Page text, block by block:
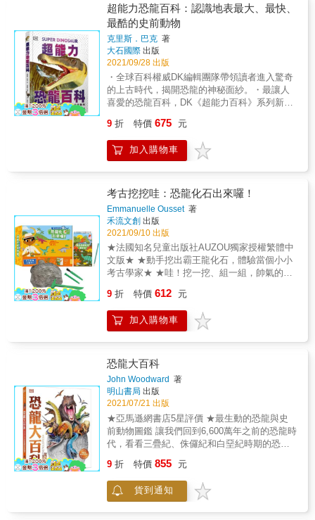
玩呢？你可以近距離觀察牠們的生活習性，看
牠們如何覓食、狩獵、退敵、求偶、養育寶
寶。你也能跟牠們有所互動，和細頸龍一起玩
滑板，與草食恐龍展開一場辣椒爭奪戰，嘗試
騎上馬龍的背，或是和切齒龍交朋友
&hellip;&hellip;超級不可思議！ 小小恐龍家
們，和恐龍們一起進行實驗吧！ 1、腕龍的食
量可真大，你知道牠一天要吃幾棵樹嗎？ 2、
冠龍發出的鳴叫聲也太驚人了吧！為什麼牠要
叫得這麼大聲？ 3、三角龍、惡魔角龍和華麗
把肉塊黏在枝條上？ 5、矮暴龍跟雷克斯暴龍
到底有沒有親緣關係？ 6、鸚鵡龍的羽毛管有
什麼用處？可以保護自己嗎？ 跟恐龍的距離這
開許多現在仍然不能被解答的疑惑喔！ 擁有這
本恐龍圖鑑，你可以： ‧了解每一種恐龍的特
色、生存年代、生活習性，與飲食偏好。 ‧輕鬆
有趣的認識恐龍們之間的關係。 ‧透過實驗假
設，認識目前古生物學家們也還沒有定論的恐
龍疑問。 ‧獲得關於恐龍的新知識、新問題以及
新發現。 ‧引導孩子學習觀察與記錄，提升科學
欲。 ‧滿足孩子的好奇心與想像力。 本書特色 ‧
有趣詳實的考察筆記，激發求知欲 「恐龍考察
筆記」引導孩子學習觀察與記錄，激發孩子的
驗」融入想像情節，提升科學素養。 ‧生動的恐
龍圖片，滿足好奇心 生動的恐龍圖片，36種恐
龍的特色、生活習慣和飲食偏好，鉅細靡遺的
一一介紹，滿足孩子們的好奇心。 ‧充滿科學發
現與事實的豐富內容 多達兩百多頁的豐富內
容，涵蓋亞洲、歐洲、非洲、美洲等地區，以
精美插圖結合寫實場景描繪出恐龍的習性和生
活情境，充滿驚人的科學發現與事實。 ‧淺顯的
解說、易懂的對照圖示和精美插畫 逗趣的實驗
插畫，讓孩子們擁有一本最特別、最有趣的恐
龍圖鑑。 ※適讀年齡：3～10歲親子共讀，10
歲以上自己閱讀
學博物館研究員 楊子睿博士/專業審定 臉
書/Youtube自然教學名師 米蘭老師 金鼎獎科普
作家、生態教育工作者 黃一峯 外景節目主持
人、科普書籍作家 黃仕傑 國立清華大學生命科
學系助理教授 黃貞祥
知識：依照由淺入深的順序，解答生物、人
體、宇宙等奇特奧妙的現象。4 增進親子共讀
的時光：邀請專家精心設計，讓父母與孩子在
趣味的科學氛圍裡，能輕鬆互動。
超能力恐龍百科：認識地表最大、最快、
最酷的史前動物
克里斯．巴克 著
大石國際 出版
2021/09/28 出版
・全球百科權威DK編輯團隊帶領讀者進入驚奇
的上古時代，揭開恐龍的神秘面紗。・最讓人
喜愛的恐龍百科，DK《超能力百科》系列新
片與電腦繪圖，搭配一目了然的資訊，精準解
析恐龍的前世今生。・展示恐龍最令人驚嘆的
特徵，運用從未見過的圖片、難以置信的數
牙齒和匕首一樣長的大貓！透過栩栩如生的電
腦合成圖像，跟各種不可思議的史前動物面對
面！除了驚人的影像，《超能力恐龍百科》還
充滿了各式各樣令人咋舌的事實。你知道霸王
龍的咬合力道是史上所有陸棲動物中最強的
嗎？你知道怪異的阿馬加龍脖子上長著60公分
長的棘刺嗎？你知道切齒魚龍的眼睛直徑有25
公分嗎？透過化石特徵和最新的科學技術，了
解古生物學家如何一點一滴地拼湊出恐龍的樣
是最精采、最豐富的指南。
9 折 特價 675 元
加入購物車
考古挖挖哇：恐龍化石出來囉！
Emmanuelle Ousset著
禾流文創 出版
2021/09/10 出版
★法國知名兒童出版社AUZOU獨家授權繁體中
文版★ ★動手挖出霸王龍化石，體驗當個小小
考古學家★ ★哇！挖一挖、組一組，帥氣的霸
於你的恐龍研究筆記本★ 超值！內含霸王龍化
石、考古工具組、恐龍研究筆記本、鉛筆，一
次擁有考古學家必備裝備！ 快來收藏超精細、
學家的工作是什麼嗎？ 你知道巨大的霸王龍卻
有一雙短小的手臂嗎？ 你知道甲龍背上的甲板
是牠防禦的盔甲嗎？ 快使用考古裝備，動手來
挖掘化石，不只深入了解神祕的恐龍，還能體
驗當個小小考古學家！ 本書特色 ▌從挖掘到組
裝，培養孩子專注力 ▌ 利用套盒內附的考古工
具組，慢慢將霸王龍化石挖掘出來，首先用槌
子敲打鑿刀，小心地在石膏塊上挖出洞，再用
毛刷清除化石上的石膏粉塵，過程中一定要仔
讓孩子專心，最重要的就是要「好玩」，本套
組即是讓孩子邊動手探索最喜歡的恐龍、邊培
養專注力和觀察力。 ▌超真實模擬，認識考古
9 折 特價 612 元
加入購物車
恐龍大百科
John Woodward 著
明山書局 出版
2021/07/21 出版
★亞馬遜網書店5星評價 ★最生動的恐龍與史
前動物圖鑑 讓我們回到6,600萬年之前的恐龍時
代，看看三疊紀、侏儸紀和白堊紀時期的恐龍
滅絕！ 本書收錄你最想瞭解的恐龍，例如暴
龍、劍龍和伶盜龍，並涵蓋許多史前海洋動
物、陸地上巨大的猛瑪象、以及在天空翱翔的
9 折 特價 855 元
貨到通知